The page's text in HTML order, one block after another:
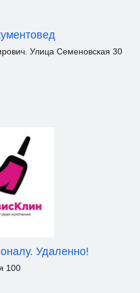
Улица Семеновская 30
Удаленно!
100